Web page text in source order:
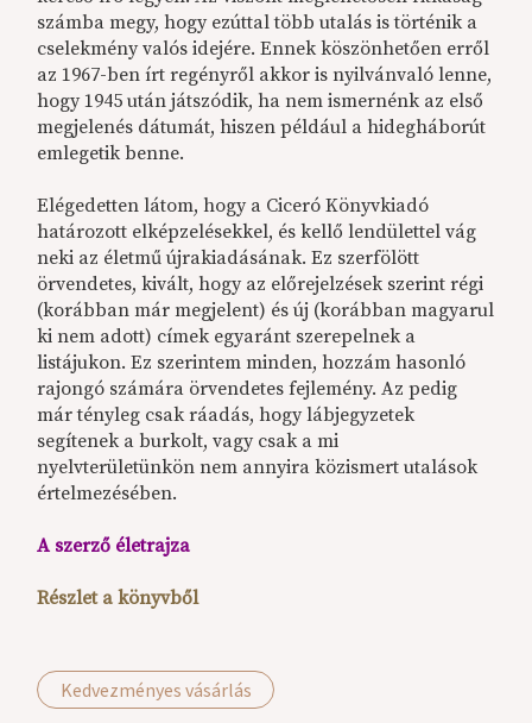
Kedvezményes vásárlás
számba megy, hogy ezúttal több utalás is történik a
cselekmény valós idejére. Ennek köszönhetően erről
az 1967-ben írt regényről akkor is nyilvánvaló lenne,
hogy 1945 után játszódik, ha nem ismernénk az első
megjelenés dátumát, hiszen például a hidegháborút
emlegetik benne.
Elégedetten látom, hogy a Ciceró Könyvkiadó
határozott elképzelésekkel, és kellő lendülettel vág
neki az életmű újrakiadásának. Ez szerfölött
örvendetes, kivált, hogy az előrejelzések szerint régi
(korábban már megjelent) és új (korábban magyarul
ki nem adott) címek egyaránt szerepelnek a
listájukon. Ez szerintem minden, hozzám hasonló
rajongó számára örvendetes fejlemény. Az pedig
már tényleg csak ráadás, hogy lábjegyzetek
segítenek a burkolt, vagy csak a mi
nyelvterületünkön nem annyira közismert utalások
értelmezésében.
A szerző életrajza
Részlet a könyvből